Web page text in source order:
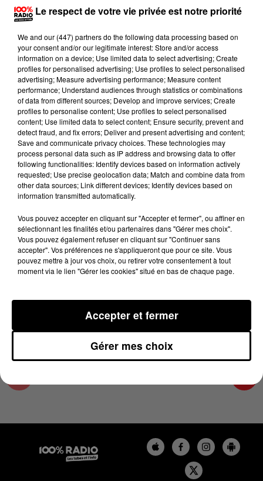
Lecture (2 min 52 sec)
100%
La voyance en direct sur 100%
10 février 2025 - 2 min 52 sec
LA VOYANCE EN DIRECT SUR 100% DU
10/02/2025
Chronique Voyance en direct du 10 13 du 10/02/2025
Le respect de votre vie privée est notre priorité
We and our (447) partnersdo the following data processing based on
your consent and/or our legitimate interest: Store and/or access
information on a device; Use limited data to select advertising; Create
profiles for personalised advertising; Use profiles to select personalised
advertising; Measure advertising performance; Measure content
performance; Understand audiences through statistics or combinations
of data from different sources; Develop and improve services; Create
profiles to personalise content; Use profiles to select personalised
content; Use limited data to select content; Ensure security, prevent and
detect fraud, and fix errors; Deliver and present advertising and content;
Save and communicate privacy choices. These technologies may
process personal data such as IP address and browsing data to offer
following functionalities: Identify devices based on information actively
requested; Use precise geolocation data; Match and combine data from
other data sources; Link different devices; Identify devices based on
information transmitted automatically.
Vous pouvez accepter en cliquant sur "Accepter et fermer", ou affiner en
sélectionnant les finalités et/ou partenaires dans "Gérer mes choix".
Vous pouvez également refuser en cliquant sur "Continuer sans
accepter". Vos préférences ne s'appliqueront que pour ce site. Vous
pouvez mettre à jour vos choix, ou retirer votre consentement à tout
moment via le lien "Gérer les cookies" situé en bas de chaque page.
Gérer mes choix
Accepter et fermer